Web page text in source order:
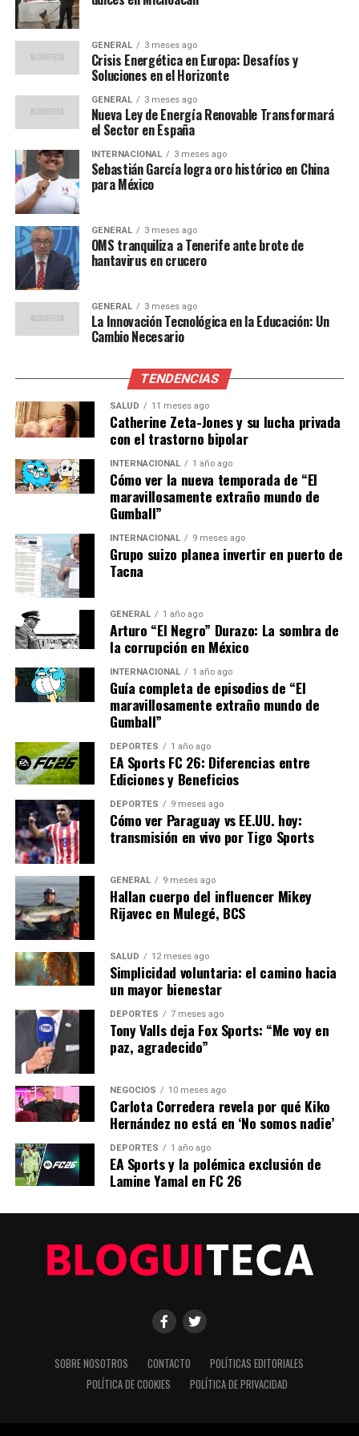
jugadores participarán en competiciones de cinco
partidos, avanzando independientemente del resultado.
Cada partido requerirá una plantilla diferente,
incentivando la creatividad y el uso de jugadores menos
Novedades en Rivals
Rivals, otro de los modos populares de Ultimate Team,
también experimentará cambios significativos. Se
implementarán
jugadores obtener recompensas incluso en caso de
derrota. Estos objetivos incluirán tareas como anotar el
primer gol o mantener la portería a cero.
Una de las novedades más destacadas es el sistema de
rachas de victorias. Los jugadores en racha recibirán el
doble de recompensas, pero sus rivales serán
competencia. Además, se introducirán
para evitar que los jugadores queden estancados en
divisiones superiores a su nivel real.
Actualizaciones en FUT
Champions
FUT Champions, el modo competitivo más popular,
también verá cambios. Se eliminará el clasificatorio para
el torneo del fin de semana, permitiendo que los
jugadores se clasifiquen a través de Rivals. Aquellos en
divisiones más bajas tendrán su propio evento,
Challengers, con recompensas ajustadas a su nivel.
Las recompensas en FUT Champions se ampliarán con
nuevos niveles, haciendo que cada partido y victoria
sean más significativos. Esta actualización busca
equilibrar la experiencia de juego y evitar tácticas
desleales como el descenso intencionado de divisiones.
Implicaciones y futuro de
Ultimate Team
Estos cambios reflejan un esfuerzo de EA Sports por
mantener la relevancia de Ultimate Team en un
mercado competitivo. Al introducir nuevos modos y
ajustar las recompensas, la compañía busca atraer a una
audiencia más amplia y diversificada.
Expertos en la industria de los videojuegos señalan que
estas actualizaciones podrían revitalizar el interés en
Ultimate Team, especialmente entre aquellos que
buscan una experiencia de juego más dinámica y menos
predecible. El tiempo dirá si estas innovaciones cumplen
con las expectativas de los jugadores.
Con el lanzamiento de EA Sports FC 26 a la vuelta de la
esquina, los aficionados esperan con entusiasmo la
oportunidad de experimentar estos cambios de primera
mano y ver cómo transforman el panorama competitivo
de Ultimate Team.
EA Sports FC 26: Innovaciones en Ultimate Team y
Editorial
GENERAL 3 meses ago
Crisis Energética en Europa: Desafíos y
Soluciones en el Horizonte
GENERAL 3 meses ago
Nueva Ley de Energía Renovable Transformará
el Sector en España
INTERNACIONAL 3 meses ago
Sebastián García logra oro histórico en China
para México
GENERAL 3 meses ago
OMS tranquiliza a Tenerife ante brote de
hantavirus en crucero
GENERAL 3 meses ago
La Innovación Tecnológica en la Educación: Un
Cambio Necesario
TENDENCIAS
SALUD 11 meses ago
Catherine Zeta-Jones y su lucha privada
con el trastorno bipolar
INTERNACIONAL 1 año ago
Cómo ver la nueva temporada de “El
maravillosamente extraño mundo de
Gumball”
INTERNACIONAL 9 meses ago
Grupo suizo planea invertir en puerto de
Tacna
GENERAL 1 año ago
Arturo “El Negro” Durazo: La sombra de
la corrupción en México
INTERNACIONAL 1 año ago
Guía completa de episodios de “El
maravillosamente extraño mundo de
Gumball”
DEPORTES 1 año ago
EA Sports FC 26: Diferencias entre
Ediciones y Beneficios
DEPORTES 9 meses ago
Cómo ver Paraguay vs EE.UU. hoy:
transmisión en vivo por Tigo Sports
GENERAL 9 meses ago
Hallan cuerpo del influencer Mikey
Rijavec en Mulegé, BCS
SALUD 12 meses ago
Simplicidad voluntaria: el camino hacia
un mayor bienestar
DEPORTES 7 meses ago
Tony Valls deja Fox Sports: “Me voy en
paz, agradecido”
NEGOCIOS 10 meses ago
Carlota Corredera revela por qué Kiko
Hernández no está en ‘No somos nadie’
DEPORTES 1 año ago
EA Sports y la polémica exclusión de
Lamine Yamal en FC 26
SOBRE NOSOTROS CONTACTO
POLÍTICAS EDITORIALES
POLÍTICA DE COOKIES
POLÍTICA DE PRIVACIDAD